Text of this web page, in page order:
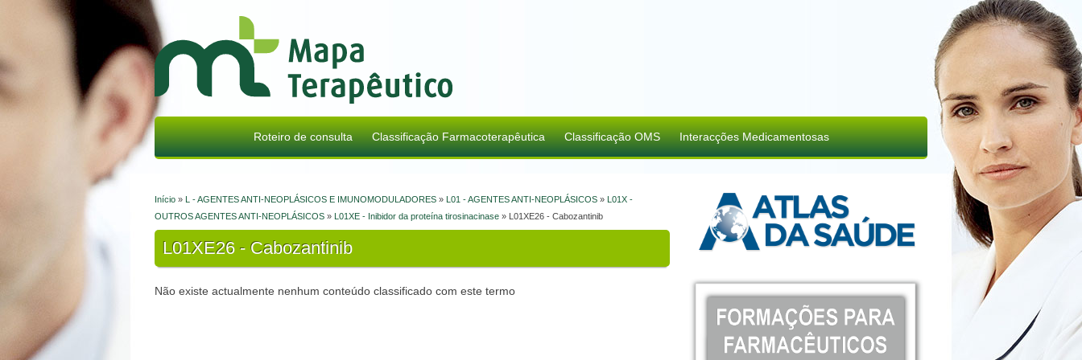
Mapa Terapêutico
Roteiro de consulta Classificação Farmacoterapêutica Classificação OMS Interacções Medicamentosas
Está aqui
Início » L - AGENTES ANTI-NEOPLÁSICOS E IMUNOMODULADORES » L01 - AGENTES ANTI-NEOPLÁSICOS » L01X -
OUTROS AGENTES ANTI-NEOPLÁSICOS » L01XE - Inibidor da proteína tirosinacinase » L01XE26 - Cabozantinib
L01XE26 - Cabozantinib
Não existe actualmente nenhum conteúdo classificado com este termo